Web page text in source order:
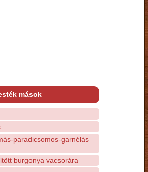
mások
paradicsomos-garnélás
burgonya vacsorára